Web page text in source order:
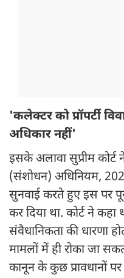
'कलेक्टर को प्रॉपर्टी
अधिकार नहीं'
इसके अलावा सुप्रीम
(संशोधन) अधिनियम,
सुनवाई करते हुए इस पर
कर दिया था. कोर्ट ने
संवैधानिकता की धारणा
मामलों में ही रोका जा
कानून के कुछ प्रावधानों